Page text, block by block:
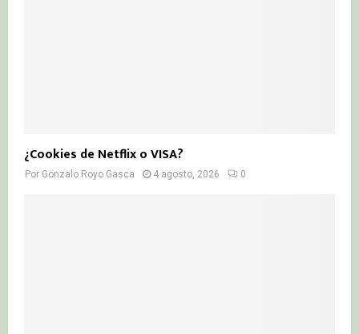
¿Cookies de Netflix o VISA?
Por Gonzalo Royo Gasca 4 agosto, 2026 0